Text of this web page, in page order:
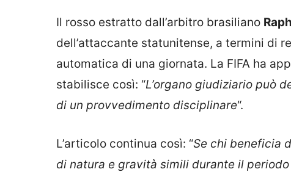
Il rosso estratto dall’arbitro brasiliano
dell’attaccante statunitense, a termini di
automatica di una giornata. La FIFA ha
stabilisce così: “L’organo giudiziario può
di un provvedimento disciplinare“.
L’articolo continua così: “Se chi beneficia
di natura e gravità simili durante il